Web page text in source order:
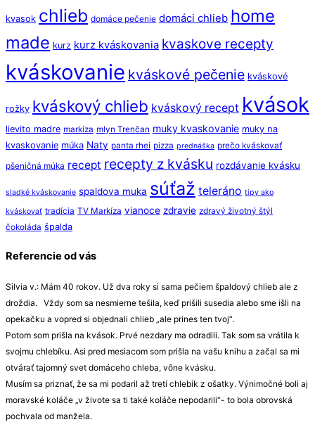
kvasok chlieb domáce pečenie domáci chlieb home
made kurz kurz kváskovania kvaskove recepty
kváskovanie kváskové pečenie kváskové
rožky kváskový chlieb kváskový recept kvások
lievito madre markíza mlyn Trenčan muky kvaskovanie muky na
kvaskovanie múka Naty panta rhei pizza prednáška prečo kváskovať
pšeničná múka recept recepty z kvásku rozdávanie kvásku
sladké kváskovanie spaldova muka súťaž teleráno tipy ako
kváskovať tradícia TV Markíza vianoce zdravie zdravý životný štýl
čokoláda špalda
Referencie od vás
Silvia v.: Mám 40 rokov. Už dva roky si sama pečiem špaldový chlieb ale z
droždia. Vždy som sa nesmierne tešila, keď prišili susedia alebo sme išli na
opekačku a vopred si objednali chlieb „ale prines ten tvoj“.
Potom som prišla na kvások. Prvé nezdary ma odradili. Tak som sa vrátila k
svojmu chlebíku. Asi pred mesiacom som prišla na vašu knihu a začal sa mi
otvárať tajomný svet domáceho chleba, vône kvásku.
Musím sa priznať, že sa mi podaril až tretí chlebík z ošatky. Výnimočné boli aj
moravské koláče „v živote sa ti také koláče nepodarili“- to bola obrovská
pochvala od manžela.